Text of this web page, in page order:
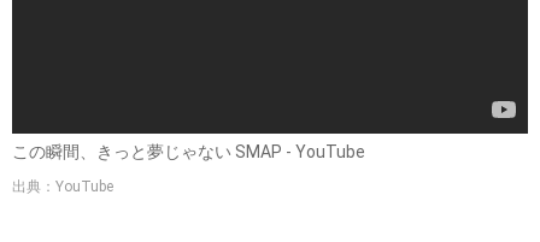
この瞬間、きっと夢じゃない SMAP - YouTube
出典：YouTube